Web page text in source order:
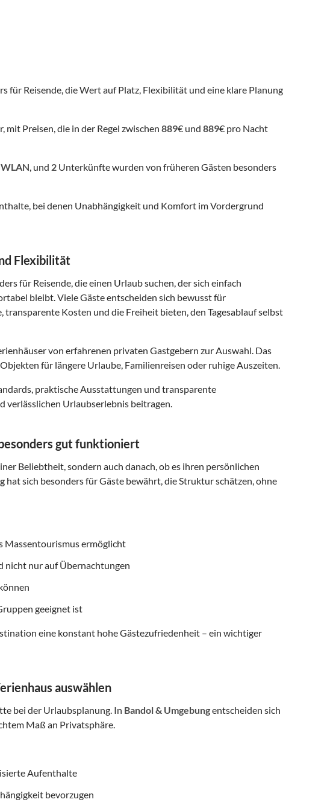
für Reisende, die Wert auf Platz, Flexibilität und eine klare Planung
mit Preisen, die in der Regel zwischen 889€ und 889€ pro Nacht
WLAN, und 2 Unterkünfte wurden von früheren Gästen besonders
bei denen Unabhängigkeit und Komfort im Vordergrund
Flexibilität
für Reisende, die einen Urlaub suchen, der sich einfach
bleibt. Viele Gäste entscheiden sich bewusst für
Kosten und die Freiheit bieten, den Tagesablauf selbst
von erfahrenen privaten Gastgebern zur Auswahl. Das
für längere Urlaube, Familienreisen oder ruhige Auszeiten.
praktische Ausstattungen und transparente
verlässlichen Urlaubserlebnis beitragen.
gut funktioniert
Beliebtheit, sondern auch danach, ob es ihren persönlichen
hat sich besonders für Gäste bewährt, die Struktur schätzen, ohne
Massentourismus ermöglicht
nicht nur auf Übernachtungen
geeignet ist
eine konstant hohe Gästezufriedenheit – ein wichtiger
auswählen
bei der Urlaubsplanung. In Bandol & Umgebungentscheiden sich
Maß an Privatsphäre.
Aufenthalte
bevorzugen